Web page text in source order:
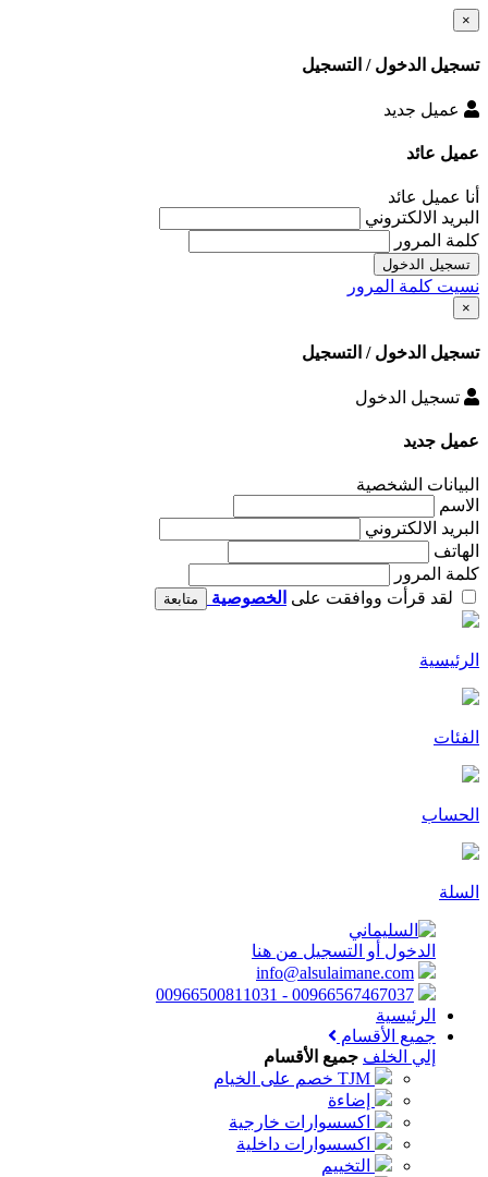
×
تسجيل الدخول / التسجيل
عميل جديد
عميل عائد
أنا عميل عائد
البريد الالكتروني
كلمة المرور
تسجيل الدخول
نسيت كلمة المرور
×
تسجيل الدخول / التسجيل
تسجيل الدخول
عميل جديد
البيانات الشخصية
الاسم
البريد الالكتروني
الهاتف
كلمة المرور
لقد قرأت ووافقت على الخصوصية متابعة
الرئيسية
الفئات
الحساب
السلة
الدخول أو التسجيل من هنا
info@alsulaimane.com
00966567467037 - 00966500811031
الرئيسية
جميع الأقسام
إلي الخلف جميع الأقسام
إضاءة
اكسسوارات خارجية
اكسسوارات داخلية
التخييم